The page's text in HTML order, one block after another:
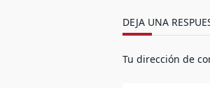
DEJA UNA
Tu dirección de